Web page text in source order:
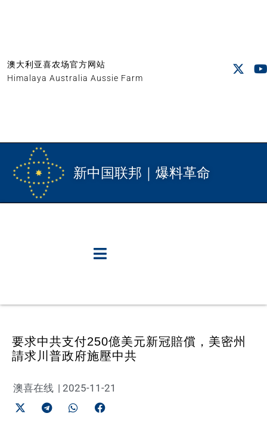
澳大利亚喜农场官方网站
Himalaya Australia Aussie Farm
新中国联邦｜爆料革命
要求中共支付250億美元新冠賠償，美密州
請求川普政府施壓中共
澳喜在线 | 2025-11-21